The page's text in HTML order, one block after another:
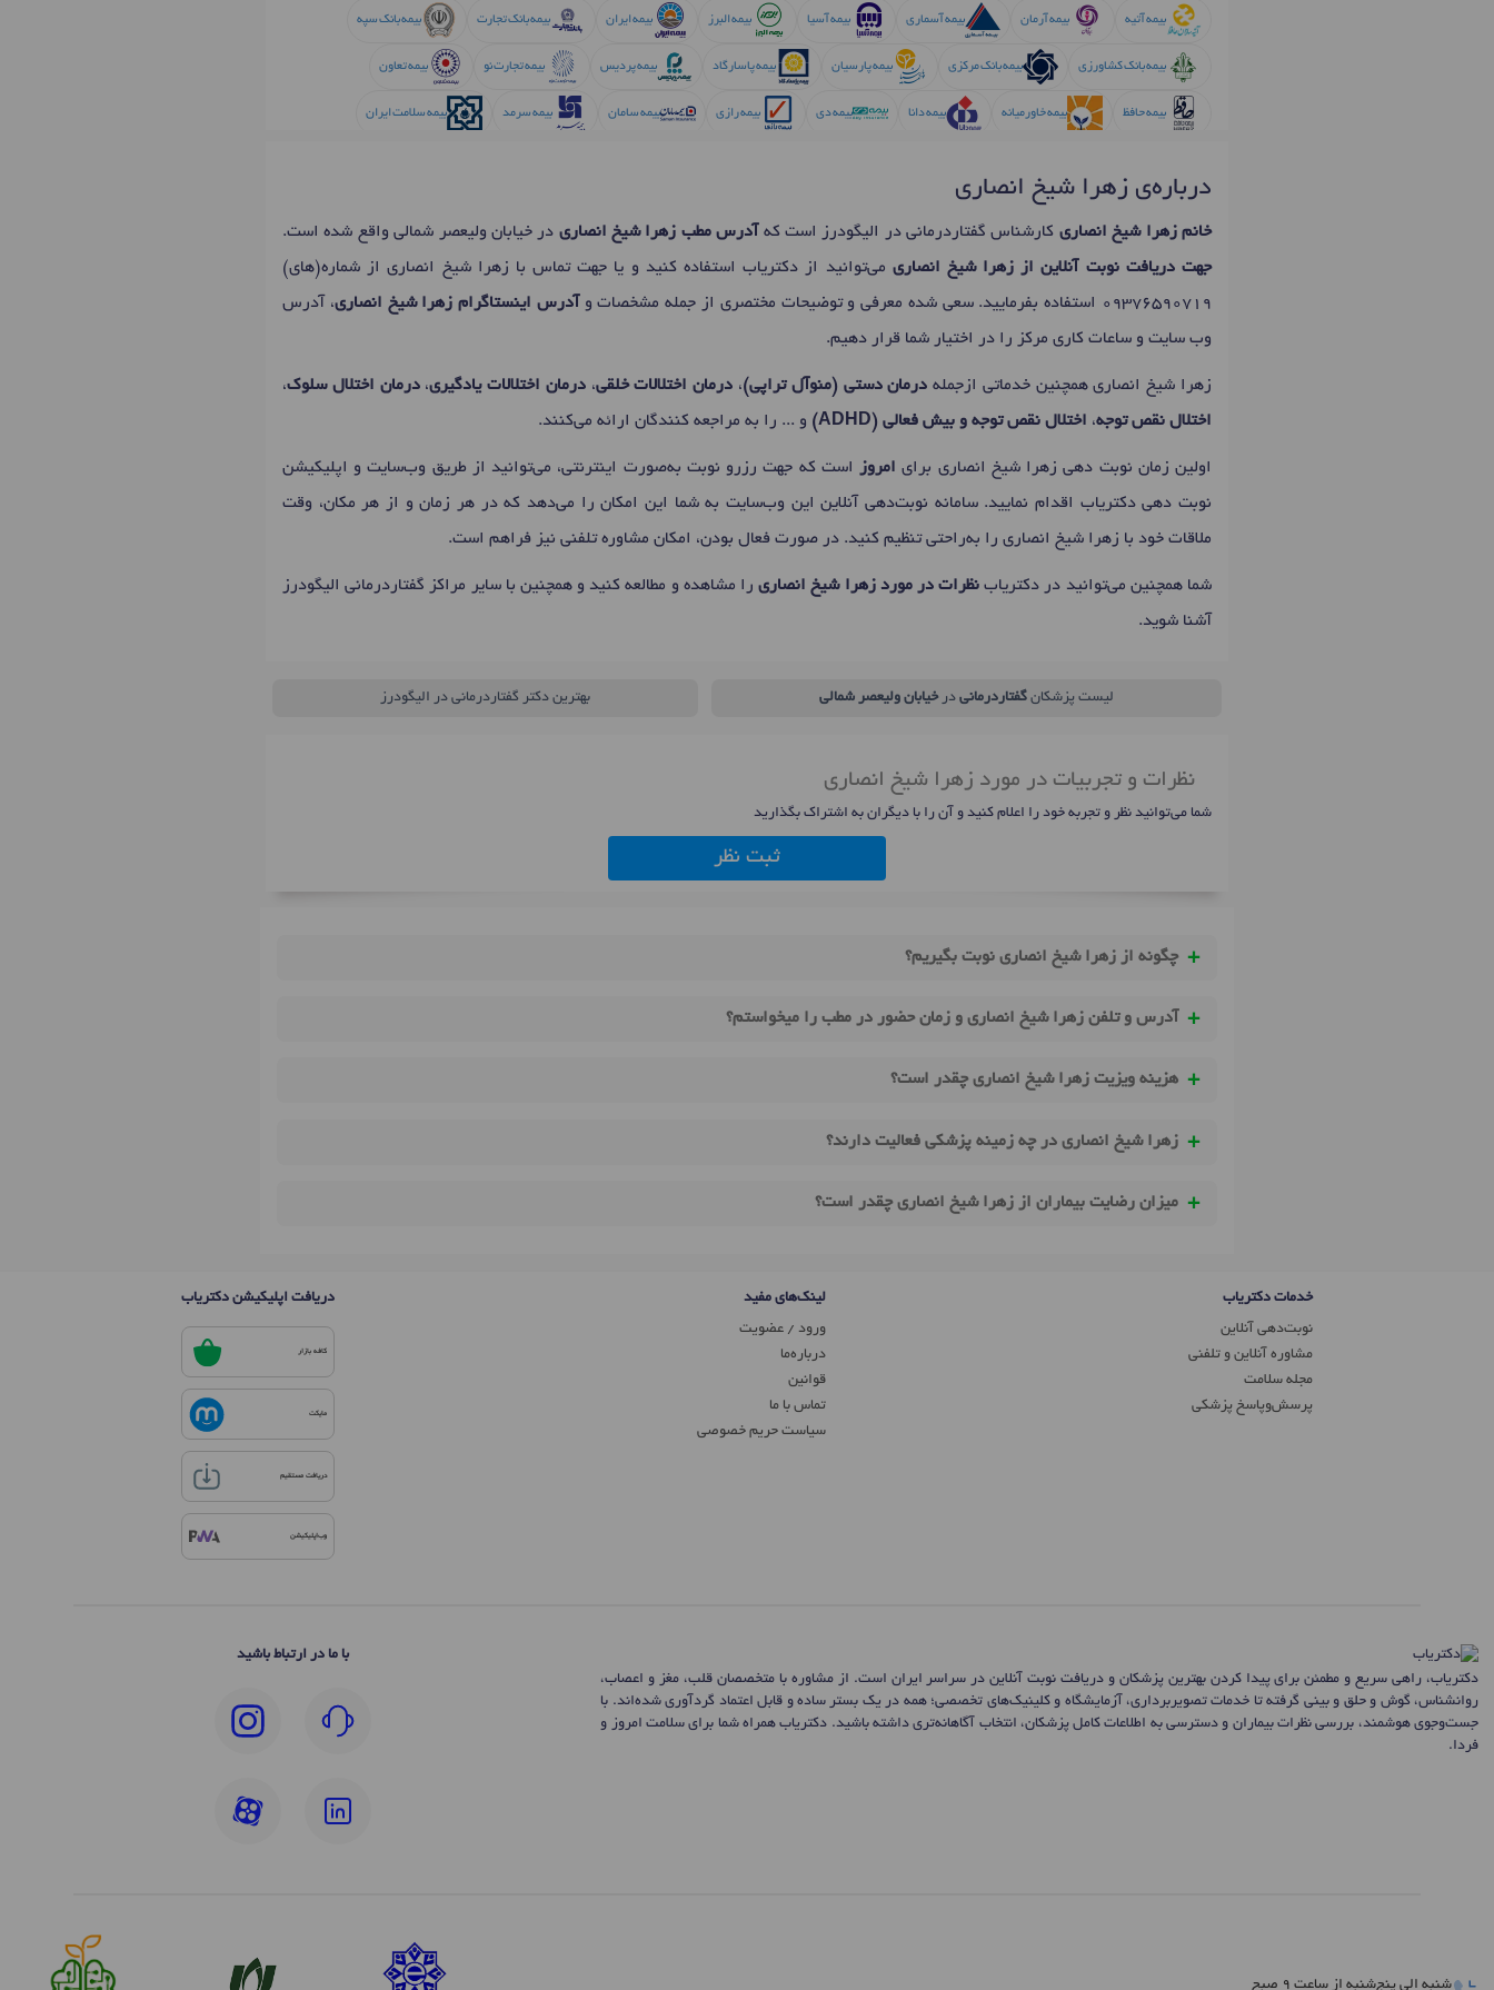
دکتر در الیگودرز
بیمه آتیه بیمه آرمان بیمه آسماری بیمه آسیا بیمه البرز بیمه ایران بیمه بانک تجارت بیمه بانک سپه
بیمه بانک کشاورزی بیمه بانک مرکزی بیمه پارسیان بیمه پاسارگاد بیمه پردیس بیمه تجارت نو بیمه تعاون
بیمه حافظ بیمه خاورمیانه بیمه دانا بیمه دی بیمه رازی بیمه سامان بیمه سرمد بیمه سلامت ایران
بیمه نوین
درباره‌ی زهرا شیخ انصاری
خانم زهرا شیخ انصاری کارشناس گفتاردرمانی در الیگودرز است که آدرس مطب زهرا شیخ انصاری در خیابان ولیعصر شمالی واقع شده است.
جهت دریافت نوبت آنلاین از زهرا شیخ انصاری می‌توانید از دکتریاب استفاده کنید و یا جهت تماس با زهرا شیخ انصاری از شماره(های)
09376590719 استفاده بفرمایید. سعی شده معرفی و توضیحات مختصری از جمله مشخصات و آدرس اینستاگرام زهرا شیخ انصاری، آدرس
وب سایت و ساعات کاری مرکز را در اختیار شما قرار دهیم.
زهرا شیخ انصاری همچنین خدماتی ازجمله درمان دستی (منوآل تراپی)، درمان اختلالات خلقی،درمان اختلالات یادگیری،درمان اختلال سلوک،
اختلال نقص توجه، اختلال نقص توجه و بیش فعالی (ADHD) و ... را به مراجعه کنندگان ارائه می‌کنند.
اولین زمان نوبت دهی زهرا شیخ انصاری برای امروز
است که جهت رزرو نوبت به‌صورت اینترنتی، می‌توانید از طریق وب‌سایت و اپلیکیشن
نوبت دهی دکتریاب اقدام نمایید. سامانه نوبت‌دهی آنلاین این وب‌سایت به شما این امکان را می‌دهد که در هر زمان و از هر مکان، وقت
ملاقات خود با زهرا شیخ انصاری را به‌راحتی تنظیم کنید. در صورت فعال بودن، امکان مشاوره تلفنی نیز فراهم است.
شما همچنین می‌توانید در دکتریاب نظرات در مورد زهرا شیخ انصاریرا مشاهده و مطالعه کنید و همچنین با سایر مراکز گفتاردرمانی الیگودرز
آشنا شوید.
لیست پزشکان گفتاردرمانی در خیابان ولیعصر شمالی بهترین دکتر گفتاردرمانی در الیگودرز
نظرات و تجربیات در مورد زهرا شیخ انصاری
شما می‌توانید نظر و تجربه خود را اعلام کنید و آن را با دیگران به اشتراک بگذارید
ثبت نظر
چگونه از زهرا شیخ انصاری نوبت بگیریم؟
آدرس و تلفن زهرا شیخ انصاری و زمان حضور در مطب را میخواستم؟
هزینه ویزیت زهرا شیخ انصاری چقدر است؟
زهرا شیخ انصاری در چه زمینه پزشکی فعالیت دارند؟
میزان رضایت بیماران از زهرا شیخ انصاری چقدر است؟
خدمات دکتریاب
نوبت‌دهی آنلاین
مشاوره آنلاین و تلفنی
مجله سلامت
پرسش‌و‌پاسخ پزشکی
لینک‌های مفید
ورود / عضویت
درباره‌ما
قوانین
تماس ‌با ما
سیاست حریم خصوصی
دریافت اپلیکیشن دکتریاب
کافه بازار
مایکت
دریافت مستقیم
وب‌اپلیکیشن
دکتریاب، راهی سریع و مطمئن برای پیدا کردن بهترین پزشکان و دریافت نوبت آنلاین در سراسر ایران است. از مشاوره با متخصصان قلب، مغز و اعصاب،
روانشناس، گوش و حلق و بینی گرفته تا خدمات تصویربرداری، آزمایشگاه و کلینیک‌های تخصصی؛ همه در یک بستر ساده و قابل اعتماد گردآوری شده‌اند. با
جست‌وجوی هوشمند، بررسی نظرات بیماران و دسترسی به اطلاعات کامل پزشکان، انتخاب آگاهانه‌تری داشته باشید. دکتریاب همراه شما برای سلامت امروز و
فردا.
با ما در ارتباط باشید
شنبه الی پنج‌شنبه از ساعت 9 صبح